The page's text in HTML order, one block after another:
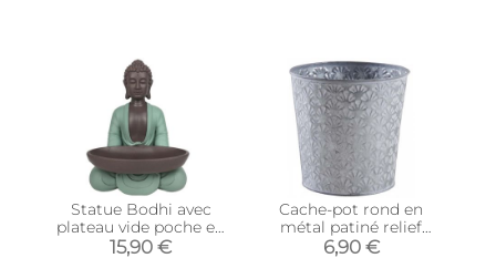
Statue Bodhi avec
plateau vide poche en
polyrésine
15,90 €
Cache-pot rond en
métal patiné relief
Cesar
6,90 €